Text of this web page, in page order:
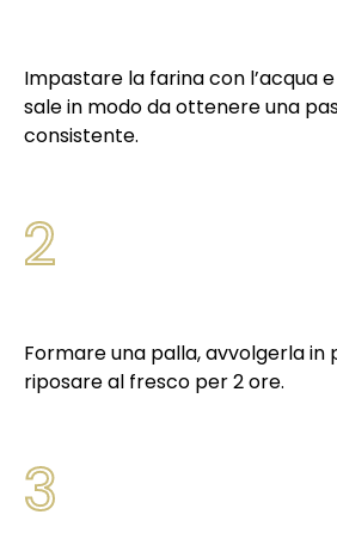
Impastare la farina con l’acqua
sale in modo da ottenere una
consistente.
2
Formare una palla, avvolgerla in
riposare al fresco per 2 ore.
3